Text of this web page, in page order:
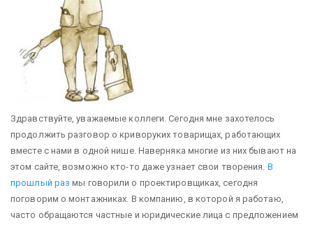
Здравствуйте, уважаемые коллеги. Сегодня мне захотелось
продолжить разговор о криворуких товарищах, работающих
вместе с нами в одной нише. Наверняка многие из них бывают на
этом сайте, возможно кто-то даже узнает свои творения. В
прошлый раз мы говорили о проектировщиках, сегодня
поговорим о монтажниках. В компанию, в которой я работаю,
часто обращаются частные и юридические лица с предложением